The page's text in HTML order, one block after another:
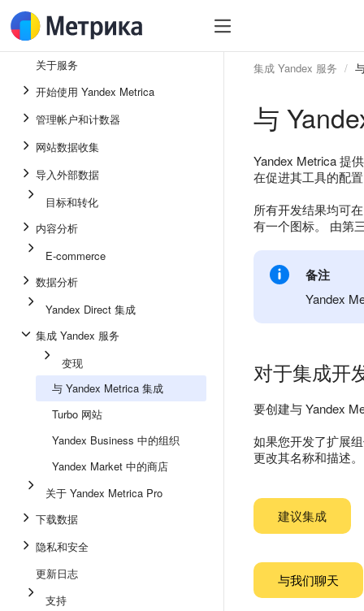
关于服务
开始使用 Yandex Metrica
管理帐户和计数器
网站数据收集
导入外部数据
目标和转化
内容分析
E-commerce
数据分析
Yandex Direct 集成
集成 Yandex 服务
变现
与 Yandex Metrica 集成
Turbo 网站
Yandex Business 中的组织
Yandex Market 中的商店
关于 Yandex Metrica Pro
下载数据
隐私和安全
更新日志
支持
集成 Yandex 服务
与
Yandex Metrica 提
在促进其工具的配
所有开发结果均可
有一个图标。 由第
备注
Yandex
对于集成开
要创建与 Yandex
如果您开发了扩展
更改其名称和描述。
建议集成
与我们聊天